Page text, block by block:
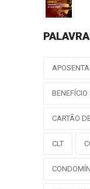
BENEFÍCIO
CARTÃO
CLT